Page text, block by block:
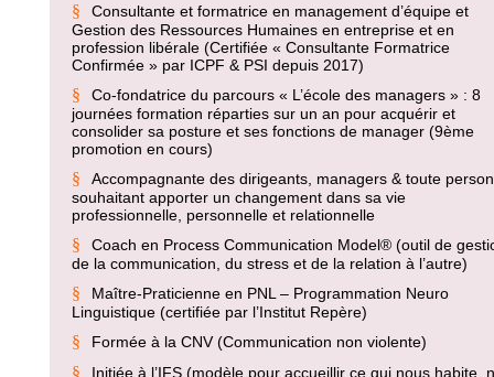
§
Consultante et formatrice en management d’équipe et
Gestion des Ressources Humaines en entreprise et en
profession libérale (Certifiée « Consultante Formatrice
Confirmée » par ICPF & PSI depuis 2017)
§
Co-fondatrice du parcours « L’école des managers » : 8
journées formation réparties sur un an pour acquérir et
consolider sa posture et ses fonctions de manager (9ème
promotion en cours)
§
Accompagnante des dirigeants, managers & toute
souhaitant apporter un changement dans sa vie
professionnelle, personnelle et relationnelle
§
Coach en Process Communication Model® (outil de
de la communication, du stress et de la relation à l’autre)
§
Maître-Praticienne en PNL – Programmation Neuro
Linguistique (certifiée par l’Institut Repère)
§ Formée à la CNV (Communication non violente)
§
Initiée à l’IFS (modèle pour accueillir ce qui nous habite,